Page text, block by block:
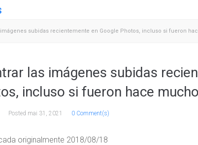
subidas recientemente en Google Photos, incluso si fueron
las imágenes subidas
incluso si fueron hace
Posted mai 31, 2021 0 Comment(s)
originalmente 2018/08/18